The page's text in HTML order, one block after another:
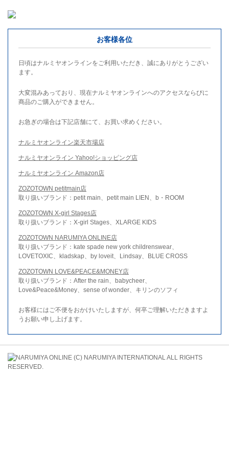
お客様各位
日頃はナルミヤオンラインをご利用いただき、誠にありがとうござい
ます。
大変混みあっており、現在ナルミヤオンラインへのアクセスならびに
商品のご購入ができません。
お急ぎの場合は下記店舗にて、お買い求めください。
ナルミヤオンライン楽天市場店
ナルミヤオンライン Yahoo!ショッピング店
ナルミヤオンライン Amazon店
ZOZOTOWN petitmain店
取り扱いブランド：petit main、petit main LIEN、b・ROOM
ZOZOTOWN X-girl Stages店
取り扱いブランド：X-girl Stages、XLARGE KIDS
ZOZOTOWN NARUMIYA ONLINE店
取り扱いブランド：kate spade new york childrenswear、
LOVETOXIC、kladskap、by loveit、Lindsay、BLUE CROSS
ZOZOTOWN LOVE&PEACE&MONEY店
取り扱いブランド：After the rain、babycheer、
Love&Peace&Money、sense of wonder、キリンのソフィ
お客様にはご不便をおかけいたしますが、何卒ご理解いただきますよ
うお願い申し上げます。